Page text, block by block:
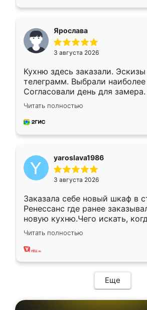
Ярослава
3 августа 2026
Кухню здесь заказали.
телеграмм. Выбрали
Согласовали день для
недели кухня была уже
довольны работой. Спасибо
мебель за качественную
Читать полностью
yaroslava1986
3 августа 2026
Заказала себе новый шкаф в
Ренессанс где ранее
новую кухню.Чего искать,
вполне довольна. Служит
два года, нареканий нет.
Читать полностью
Еще